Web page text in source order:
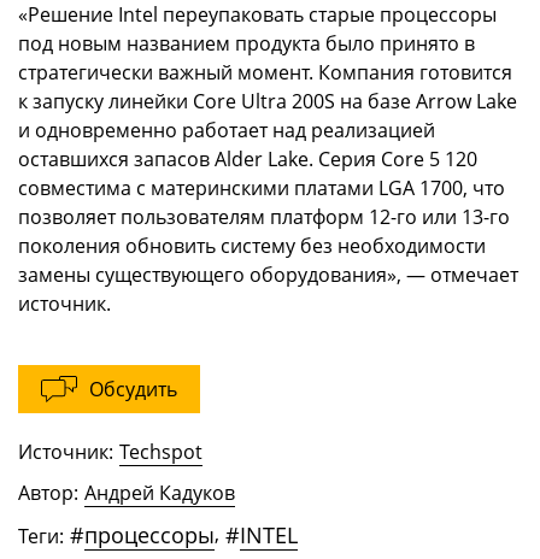
«Решение Intel переупаковать старые процессоры
под новым названием продукта было принято в
стратегически важный момент. Компания готовится
к запуску линейки Core Ultra 200S на базе Arrow Lake
и одновременно работает над реализацией
оставшихся запасов Alder Lake. Серия Core 5 120
совместима с материнскими платами LGA 1700, что
позволяет пользователям платформ 12-го или 13-го
поколения обновить систему без необходимости
замены существующего оборудования», — отмечает
источник.
Обсудить
Источник: Techspot
Автор: Андрей Кадуков
Теги: #процессоры, #INTEL